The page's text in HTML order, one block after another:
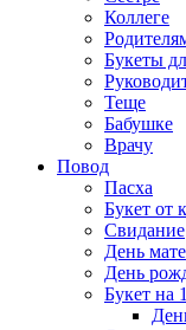
Коллеге
Букеты
Теще
Бабушке
Врачу
Повод
Пасха
Букет от
Свидание
День
День
Букет на